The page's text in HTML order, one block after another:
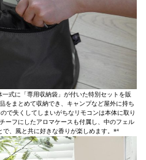
式に「専用収納袋」が付いた特別セットを販
をまとめて収納でき、キャンプなど屋外に持ち
で失くしてしまいがちなリモコンは本体に取り
ーフにしたアロマケースも付属し、中のフェル
で、風と共に好きな香りが楽しめます。*⁴